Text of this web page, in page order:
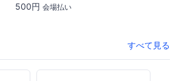
500円 会場払い
すべて見る